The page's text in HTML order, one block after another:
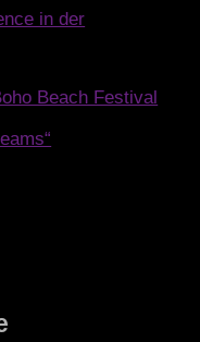
in der
Beach Festival